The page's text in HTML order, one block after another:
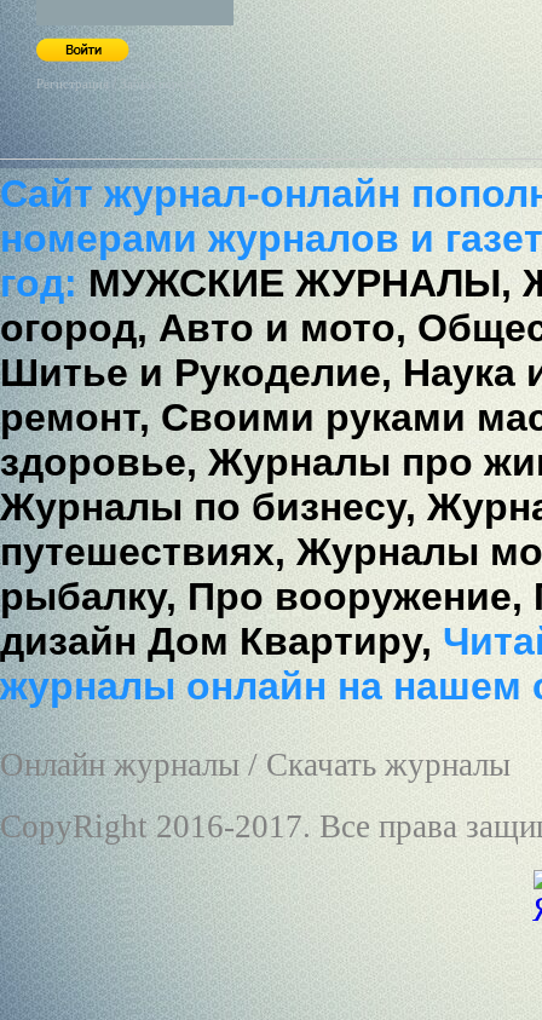
Регистрация / Забыл пароль?
Сайт журнал-онлайн
номерами журналов и
год:МУЖСКИЕ ЖУРНАЛЫ,
огород, Авто и мото,
Шитье и Рукоделие, Наука
ремонт, Своими руками
здоровье, Журналы про
Журналы по бизнесу,
путешествиях, Журналы
рыбалку, Про вооружение,
дизайн Дом Квартиру,
журналы онлайн на нашем
Онлайн журналы / Скачать журналы
CopyRight 2016-2017. Все права